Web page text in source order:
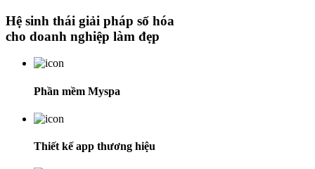
Hệ sinh thái giải pháp số hóa
cho doanh nghiệp làm đẹp
Phần mềm Myspa
Thiết kế app thương hiệu